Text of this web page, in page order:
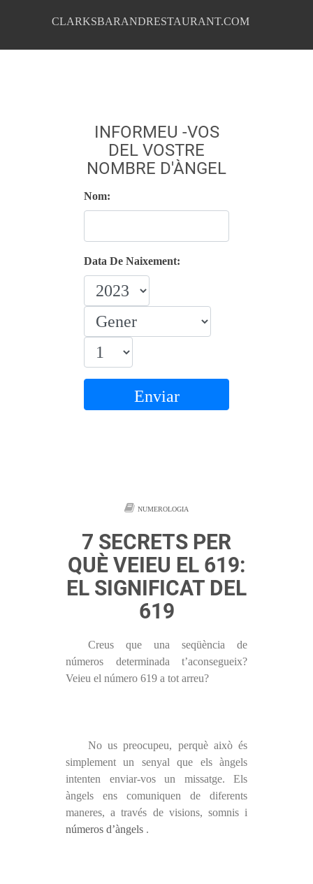
CLARKSBARANDRESTAURANT.COM
INFORMEU -VOS
DEL VOSTRE
NOMBRE D'ÀNGEL
Nom:
Data De Naixement:
Enviar
NUMEROLOGIA
7 SECRETS PER
QUÈ VEIEU EL 619:
EL SIGNIFICAT DEL
619
Creus que una seqüència de
números determinada t’aconsegueix?
Veieu el número 619 a tot arreu?
No us preocupeu, perquè això és
simplement un senyal que els àngels
intenten enviar-vos un missatge. Els
àngels ens comuniquen de diferents
maneres, a través de visions, somnis i
números d’àngels .